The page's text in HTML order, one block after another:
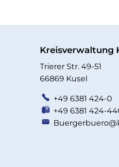
Kreisverwaltung
Trierer Str. 49-51
66869 Kusel
+49 6381 424-0
+49 6381 424-